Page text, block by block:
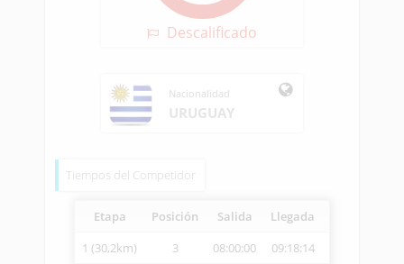
Descalificado
Nacionalidad
URUGUAY
Tiempos del Competidor
Etapa Posición Salida Llegada
1 (30,2km)
3 08:00:00 09:18:14